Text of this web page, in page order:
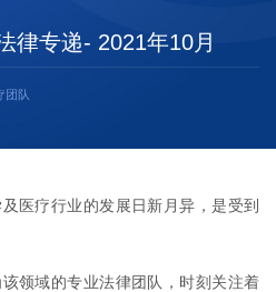
日本語
律专递- 2021年10月
团队
医疗行业的发展日新月异，是受到
领域的专业法律团队，时刻关注着